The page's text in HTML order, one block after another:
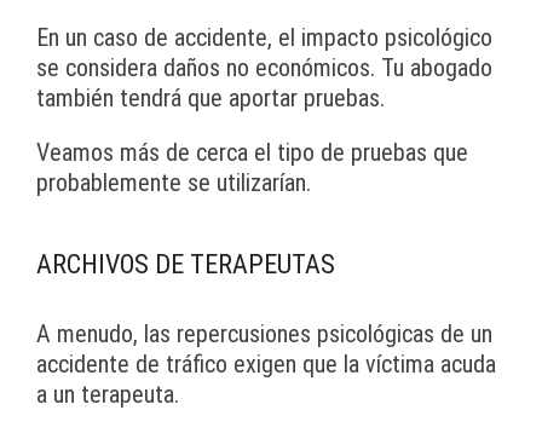
En un caso de accidente, el impacto psicológico
se considera daños no económicos. Tu abogado
también tendrá que aportar pruebas.
Veamos más de cerca el tipo de pruebas que
probablemente se utilizarían.
ARCHIVOS DE TERAPEUTAS
A menudo, las repercusiones psicológicas de un
accidente de tráfico exigen que la víctima acuda
a un terapeuta.